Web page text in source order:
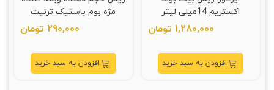
اکستریم 14میلی لیتر
1,280,000 تومان
افزودن به سبد خرید
مژه بوم باستیک ترنیت
290,000 تومان
افزودن به سبد خرید